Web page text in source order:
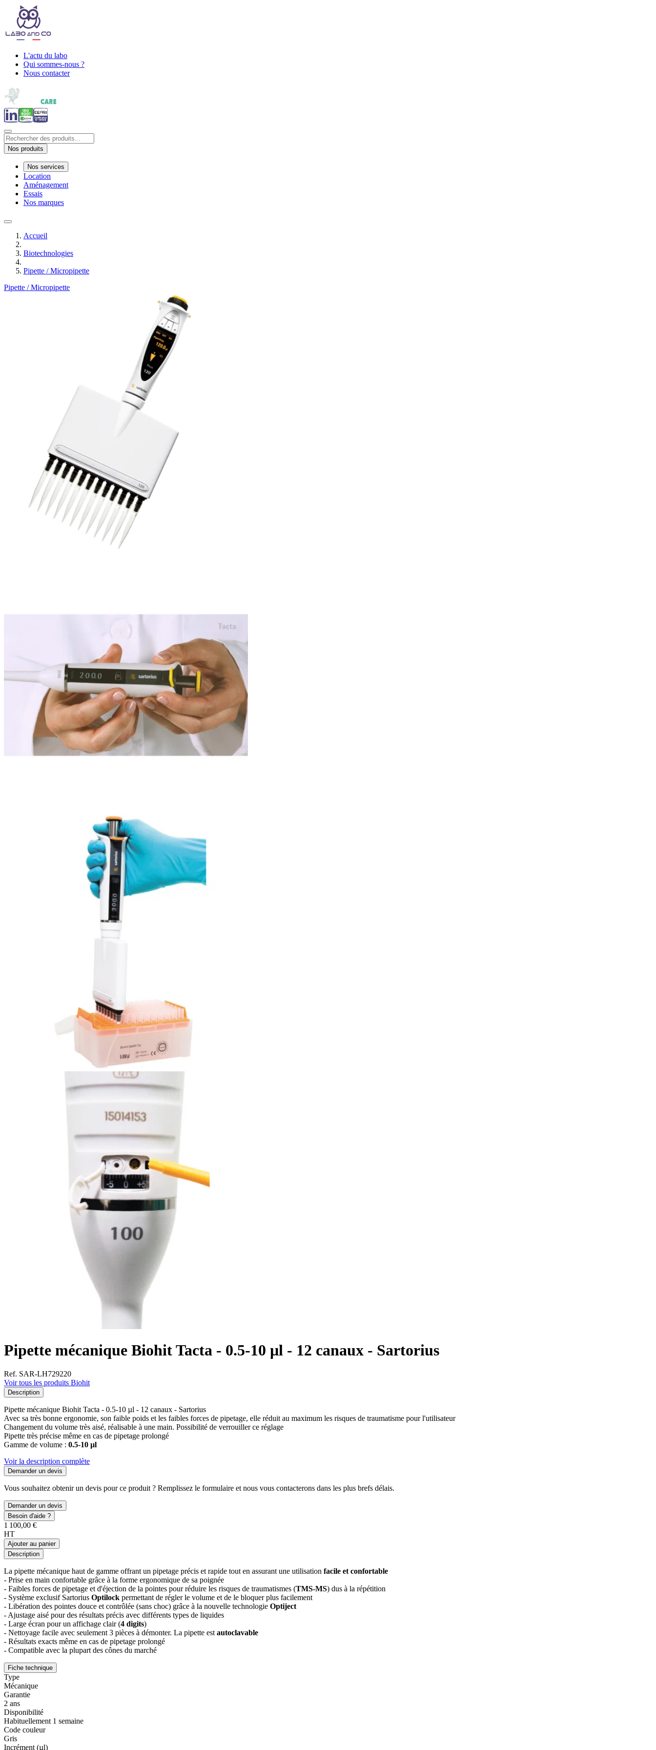
L'actu du labo
Qui sommes-nous ?
Nous contacter
Nos produits
Nos services
Location
Aménagement
Essais
Nos marques
Accueil
Biotechnologies
Pipette / Micropipette
Pipette / Micropipette
Pipette mécanique Biohit Tacta - 0.5-10 µl - 12 canaux - Sartorius
Ref. SAR-LH729220
Voir tous les produits Biohit
Description
Pipette mécanique Biohit Tacta - 0.5-10 µl - 12 canaux - Sartorius
Avec sa très bonne ergonomie, son faible poids et les faibles forces de pipetage, elle réduit au maximum les risques de traumatisme pour l'utilisateur
Changement du volume très aisé, réalisable à une main. Possibilité de verrouiller ce réglage
Pipette très précise même en cas de pipetage prolongé
Gamme de volume : 0.5-10 µl
Voir la description complète
Demander un devis
Vous souhaitez obtenir un devis pour ce produit ? Remplissez le formulaire et nous vous contacterons dans les plus brefs délais.
Demander un devis
Besoin d'aide ?
1 100,00 €
HT
Ajouter au panier
Description
La pipette mécanique haut de gamme offrant un pipetage précis et rapide tout en assurant une utilisation facile et confortable
- Prise en main confortable grâce à la forme ergonomique de sa poignée
- Faibles forces de pipetage et d'éjection de la pointes pour réduire les risques de traumatismes (TMS-MS) dus à la répétition
- Système exclusif Sartorius Optilock permettant de régler le volume et de le bloquer plus facilement
- Libération des pointes douce et contrôlée (sans choc) grâce à la nouvelle technologie Optiject
- Ajustage aisé pour des résultats précis avec différents types de liquides
- Large écran pour un affichage clair (4 digits)
- Nettoyage facile avec seulement 3 pièces à démonter. La pipette estautoclavable
- Résultats exacts même en cas de pipetage prolongé
- Compatible avec la plupart des cônes du marché
Fiche technique
Type
Mécanique
Garantie
2 ans
Disponibilité
Habituellement 1 semaine
Code couleur
Gris
Incrément (µl)